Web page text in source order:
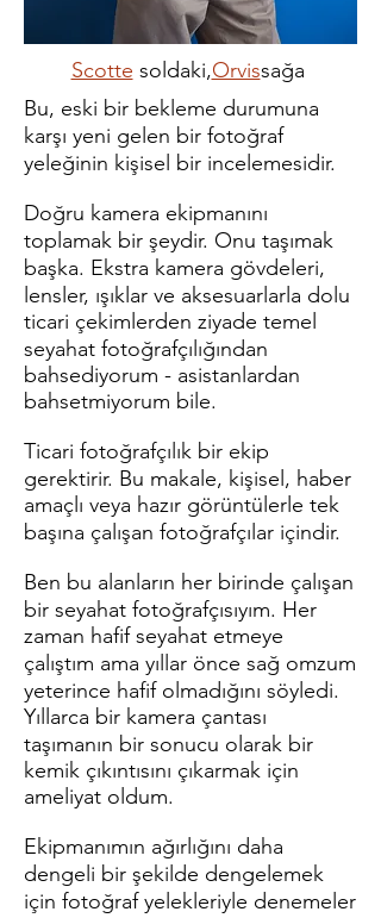
Scotte soldaki,Orvissağa
Bu, eski bir bekleme durumuna
karşı yeni gelen bir fotoğraf
yeleğinin kişisel bir incelemesidir.
Doğru kamera ekipmanını
toplamak bir şeydir. Onu taşımak
başka. Ekstra kamera gövdeleri,
lensler, ışıklar ve aksesuarlarla dolu
ticari çekimlerden ziyade temel
seyahat fotoğrafçılığından
bahsediyorum - asistanlardan
bahsetmiyorum bile.
Ticari fotoğrafçılık bir ekip
gerektirir. Bu makale, kişisel, haber
amaçlı veya hazır görüntülerle tek
başına çalışan fotoğrafçılar içindir.
Ben bu alanların her birinde çalışan
bir seyahat fotoğrafçısıyım. Her
zaman hafif seyahat etmeye
çalıştım ama yıllar önce sağ omzum
yeterince hafif olmadığını söyledi.
Yıllarca bir kamera çantası
taşımanın bir sonucu olarak bir
kemik çıkıntısını çıkarmak için
ameliyat oldum.
Ekipmanımın ağırlığını daha
dengeli bir şekilde dengelemek
için fotoğraf yelekleriyle denemeler